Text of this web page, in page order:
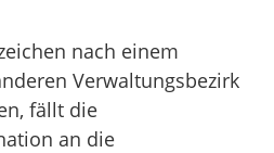
nach einem
Verwaltungsbezirk
fällt die
an die